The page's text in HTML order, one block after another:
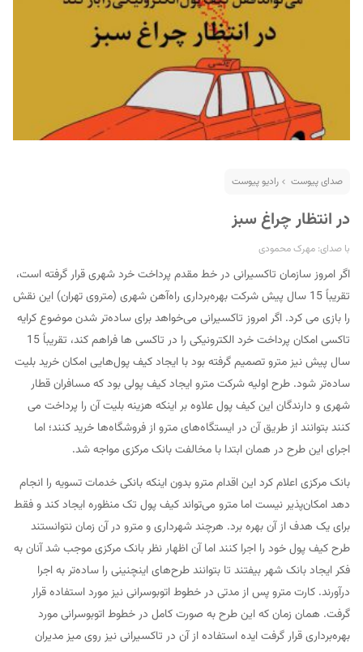
صدای پیوست رادیو پیوست
در انتظار چراغ سبز
با صدای: مهرک محمودی
اگر امروز سازمان تاکسیرانی در خط مقدم پرداخت خرد شهری قرار گرفته است،
تقریباً 15 سال پیش شرکت بهره‌برداری راه‌آهن شهری (متروی تهران) این نقش
را بازی می کرد. اگر امروز تاکسیرانی می‌خواهد برای ساده‌تر شدن موضوع کرایه
تاکسی امکان پرداخت خرد الکترونیکی را در تاکسی ها فراهم کند، تقریباً 15
سال پیش نیز مترو تصمیم گرفته بود با ایجاد کیف پول‌هایی امکان خرید بلیت
ساده‌تر شود. طرح اولیه شرکت مترو ایجاد کیف پولی بود که مسافران قطار
شهری و دارندگان این کیف پول علاوه بر اینکه هزینه بلیت آن را پرداخت می
کنند بتوانند از طریق آن در ایستگاه‌های مترو از فروشگاه‌ها خرید کنند؛ اما
اجرای این طرح در همان ابتدا با مخالفت بانک مرکزی مواجه شد.
بانک مرکزی اعلام کرد این اقدام مترو بدون اینکه بانکی خدمات تسویه را انجام
دهد امکان‌پذیر نیست اما مترو می‌تواند کیف پول تک منظوره ایجاد کند و فقط
برای یک هدف از آن بهره برد. هرچند شهرداری و مترو در آن زمان نتوانستند
طرح کیف پول خود را اجرا کنند اما آن اظهار نظر بانک مرکزی موجب شد آنان به
فکر ایجاد بانک شهر بیفتند تا بتوانند طرح‌های اینچنینی را ساده‌تر به اجرا
درآورند. کارت مترو پس از مدتی در خطوط اتوبوسرانی نیز مورد استفاده قرار
گرفت. همان زمان که این طرح به صورت کامل در خطوط اتوبوسرانی مورد
بهره‌برداری قرار گرفت ایده استفاده از آن در تاکسیرانی نیز روی میز مدیران